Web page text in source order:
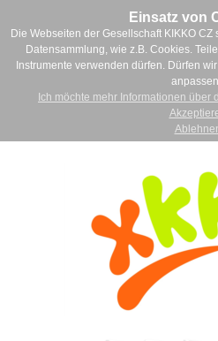
Einsatz von
Die Webseiten der Gesellschaft KIKKO
Datensammlung, wie z.B. Cookies.
Instrumente verwenden dürfen. Dürfen
Ich möchte mehr Informationen über